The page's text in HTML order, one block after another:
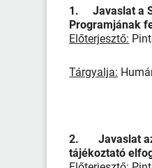
1. Javaslat a
Programjának
Előterjesztő:
Tárgyalja:
2. Javaslat az
tájékoztató